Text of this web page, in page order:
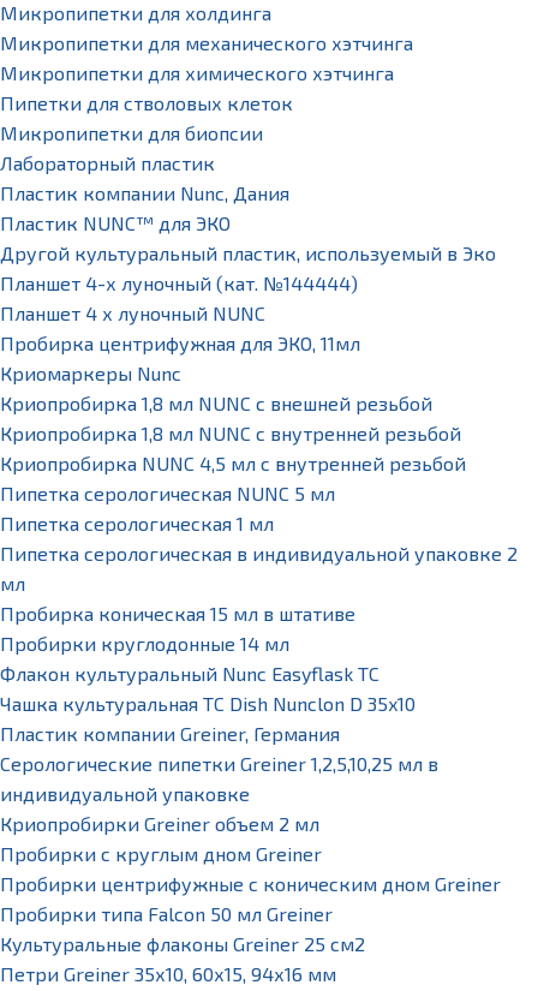
Микропипетки для холдинга
Микропипетки для механического хэтчинга
Микропипетки для химического хэтчинга
Пипетки для стволовых клеток
Микропипетки для биопсии
Лабораторный пластик
Пластик компании Nunc, Дания
Пластик NUNC™ для ЭКО
Другой культуральный пластик, используемый в Эко
Планшет 4-х луночный (кат. №144444)
Планшет 4 х луночный NUNC
Пробирка центрифужная для ЭКО, 11мл
Криомаркеры Nunc
Криопробирка 1,8 мл NUNC с внешней резьбой
Криопробирка 1,8 мл NUNC с внутренней резьбой
Криопробирка NUNC 4,5 мл с внутренней резьбой
Пипетка серологическая NUNC 5 мл
Пипетка серологическая 1 мл
Пипетка серологическая в индивидуальной упаковке 2
мл
Пробирка коническая 15 мл в штативе
Пробирки круглодонные 14 мл
Флакон культуральный Nunc Easyflask TC
Чашка культуральная TC Dish Nunclon D 35x10
Пластик компании Greiner, Германия
Серологические пипетки Greiner 1,2,5,10,25 мл в
индивидуальной упаковке
Криопробирки Greiner объем 2 мл
Пробирки с круглым дном Greiner
Пробирки центрифужные с коническим дном Greiner
Пробирки типа Falcon 50 мл Greiner
Культуральные флаконы Greiner 25 см2
Петри Greiner 35х10, 60х15, 94х16 мм